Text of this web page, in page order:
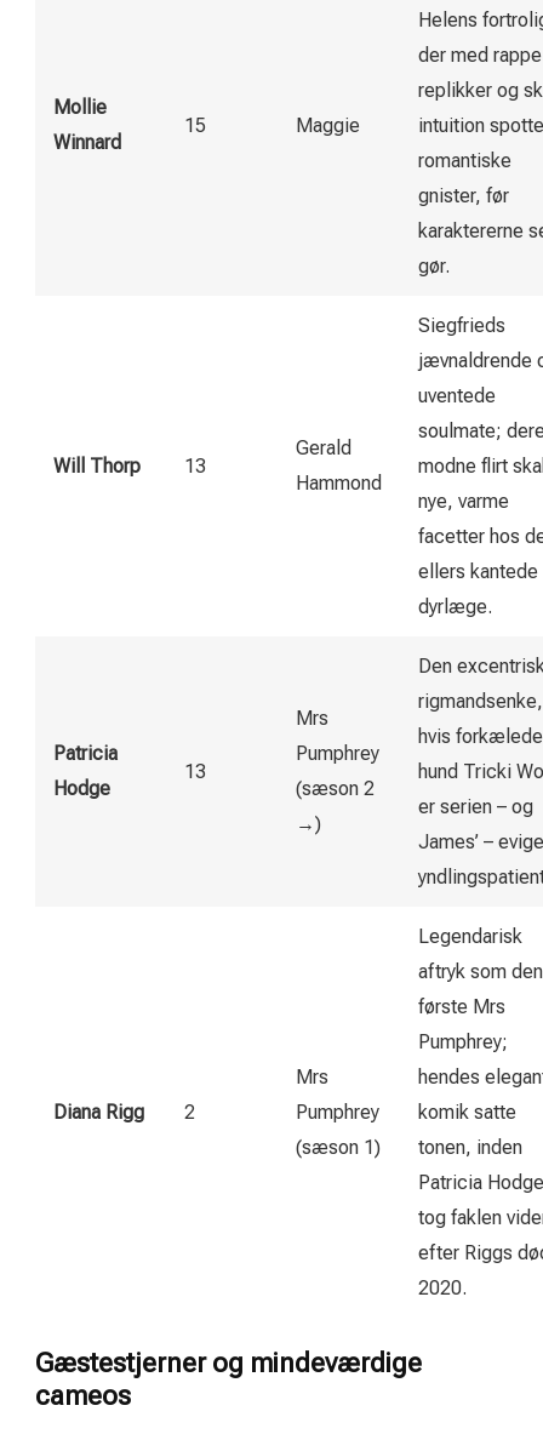
Mollie
Winnard
15 Maggie
Helens
der med rappe
replikker og
intuition
romantiske
gnister, før
karaktererne
gør.
Will Thorp 13
Gerald
Hammond
Siegfrieds
jævnaldrende
uventede
soulmate;
modne flirt
nye, varme
facetter hos
ellers kantede
dyrlæge.
Patricia
Hodge
13
Mrs
Pumphrey
(sæson 2
→)
Den
rigmandsenke,
hvis forkælede
hund Tricki
er serien – og
James’ – evige
Diana Rigg 2
Mrs
Pumphrey
(sæson 1)
Legendarisk
aftryk som den
første Mrs
Pumphrey;
hendes
komik satte
tonen, inden
Patricia Hodge
tog faklen
efter Riggs
2020.
Gæstestjerner og mindeværdige
cameos